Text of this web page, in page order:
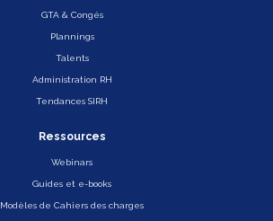
GTA & Congés
Plannings
Talents
Administration RH
Tendances SIRH
Ressources
Webinars
Guides et e-books
Modèles de Cahiers des charges